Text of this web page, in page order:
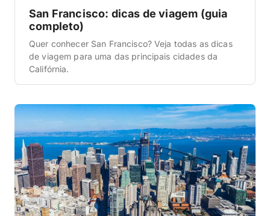
San Francisco: dicas de viagem (guia
completo)
Quer conhecer San Francisco? Veja todas as dicas
de viagem para uma das principais cidades da
Califórnia.